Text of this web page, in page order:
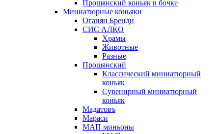
Прошянский коньяк в бочке
Миниатюрные коньяки
Оганян Бренди
СИС АЛКО
Храмы
Животные
Разные
Прошянский
Классический миниатюрный
коньяк
Сувенирный миниатюрный
коньяк
Мадатовъ
Мараси
МАП миньоны